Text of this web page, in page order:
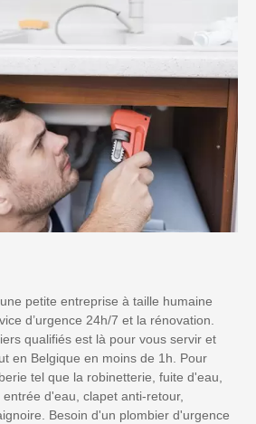
petite entreprise à taille humaine
d’urgence 24h/7 et la rénovation.
qualifiés est là pour vous servir et
en Belgique en moins de 1h. Pour
tel que la robinetterie, fuite d'eau,
d'eau, clapet anti-retour,
Besoin d'un plombier d'urgence